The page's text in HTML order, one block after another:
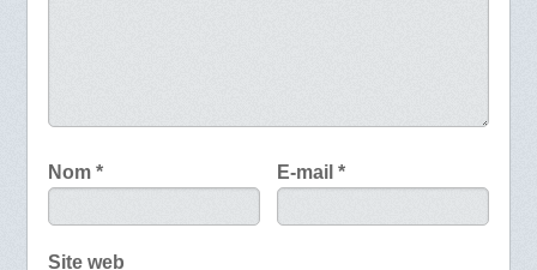
Nom * E-mail*
Site web